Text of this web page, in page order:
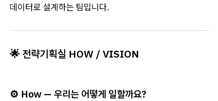
데이터로 설계하는 팀입니다.
🌟 전략기획실 HOW / VISION
⚙️ How — 우리는 어떻게 일할까요?